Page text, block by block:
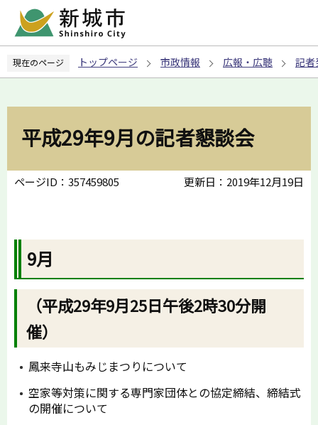
ペ
の
現在のページ トップページ 市政情報 広報・広聴 記者
平成29年9月の記者懇談会
ページID：357459805 更新日：2019年12月19日
9月
（平成29年9月25日午後2時30分開
催）
鳳来寺山もみじまつりについて
空家等対策に関する専門家団体との協定締結、締結式
の開催について